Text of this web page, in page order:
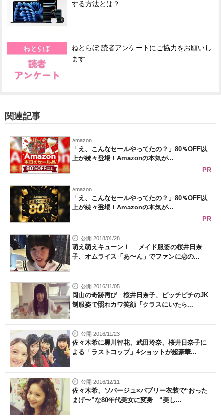
する方法とは？
ねとらぼ 読者アンケートにご協力をお願いし
ます
関連記事
Amazon
「え、こんなセールやってたの？」80％OFF以
上が続々登場！Amazonの本気が...
PR
Amazon
「え、こんなセールやってたの？」80％OFF以
上が続々登場！Amazonの本気が...
PR
公開 2018/01/28
萌え萌えキューン！ メイド服姿の桜井日奈
子、オムライス「あ〜ん」でファンに恋の...
公開 2016/11/05
岡山の奇跡再び 桜井日奈子、ピッチピチのJK
制服姿で照れカワ笑顔「クラスにいたら...
公開 2016/11/23
佐々木希に黒川智花、武田玲奈、桜井日奈子に
よる「ラストコップ」4ショットが超豪華...
公開 2016/12/11
佐々木希、ソバージュ×バブリー衣装で“おった
まげ〜”な80年代美女に変身 “美し...